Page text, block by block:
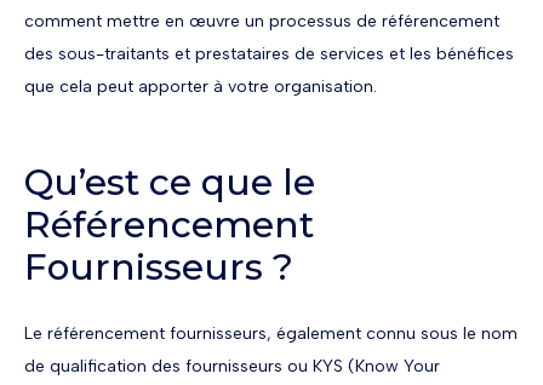
comment mettre en œuvre un processus de référencement
des sous-traitants et prestataires de services et les bénéfices
que cela peut apporter à votre organisation.
Qu’est ce que le
Référencement
Fournisseurs ?
Le référencement fournisseurs, également connu sous le nom
de qualification des fournisseurs ou KYS (Know Your
Partager l'article
Télécharger